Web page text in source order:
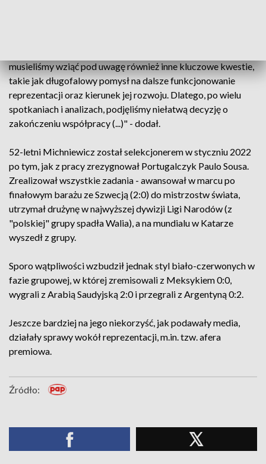
musieliśmy wziąć pod uwagę również inne kluczowe kwestie,
takie jak długofalowy pomysł na dalsze funkcjonowanie
reprezentacji oraz kierunek jej rozwoju. Dlatego, po wielu
spotkaniach i analizach, podjęliśmy niełatwą decyzję o
zakończeniu współpracy (...)" - dodał.
52-letni Michniewicz został selekcjonerem w styczniu 2022
po tym, jak z pracy zrezygnował Portugalczyk Paulo Sousa.
Zrealizował wszystkie zadania - awansował w marcu po
finałowym barażu ze Szwecją (2:0) do mistrzostw świata,
utrzymał drużynę w najwyższej dywizji Ligi Narodów (z
"polskiej" grupy spadła Walia), a na mundialu w Katarze
wyszedł z grupy.
Sporo wątpliwości wzbudził jednak styl biało-czerwonych w
fazie grupowej, w której zremisowali z Meksykiem 0:0,
wygrali z Arabią Saudyjską 2:0 i przegrali z Argentyną 0:2.
Jeszcze bardziej na jego niekorzyść, jak podawały media,
działały sprawy wokół reprezentacji, m.in. tzw. afera
premiowa.
Źródło: